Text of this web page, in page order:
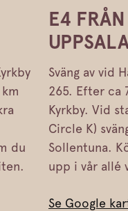
du
E4
Sväng av vid
265. Efter ca
Kyrkby. Vid
Circle K)
Sollentuna.
upp i vår allé
Se Google